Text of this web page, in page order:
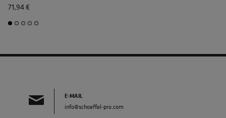
71,94 €
E-MAIL
info@schoeffel-pro.com